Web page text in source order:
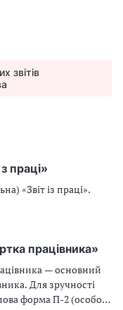
звітів
праці»
«Звіт із праці».
працівника»
— основний
Для зручності
форма П-2 (особова